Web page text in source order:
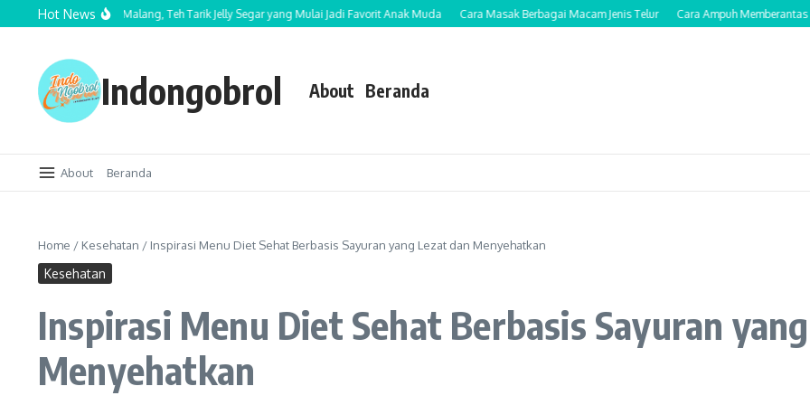
Lewati ke konten
Hot News
Tea Bululawang Malang, Teh Tarik Jelly Segar yang Mulai Jadi Favorit Anak Muda Cara Masak Berbagai Macam Jenis Telur Cara Ampuh Memberantas Kutu
Indongobrol About Beranda
About Beranda
Home / Kesehatan / Inspirasi Menu Diet Sehat Berbasis Sayuran yang Lezat dan Menyehatkan
Kesehatan
Inspirasi Menu Diet Sehat Berbasis Sayuran
Menyehatkan